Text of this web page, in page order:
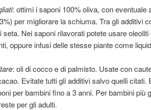
: ottimi i saponi 100% oliva, con eventuale
per migliorare la schiuma. Tra gli additivi
Nei saponi rilavorati potete usare
oppure infusi delle stesse piante come
: oli di cocco e di palmisto. Usate con
Evitate tutti gli additivi salvo quelli citati.
per bambini fino a 3 anni. Per bambini più
per gli adulti.